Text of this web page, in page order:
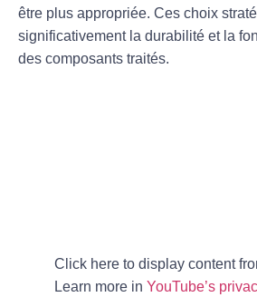
être plus appropriée. Ces choix
significativement la durabilité et la
des composants traités.
Click here to display content
Learn more in YouTube’s